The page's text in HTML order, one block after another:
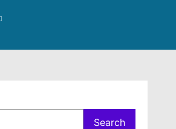
Search